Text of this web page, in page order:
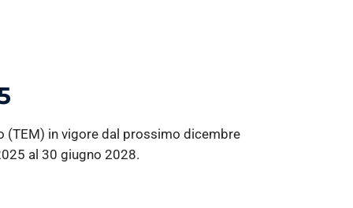
(TEM) in vigore dal prossimo dicembre
al 30 giugno 2028.